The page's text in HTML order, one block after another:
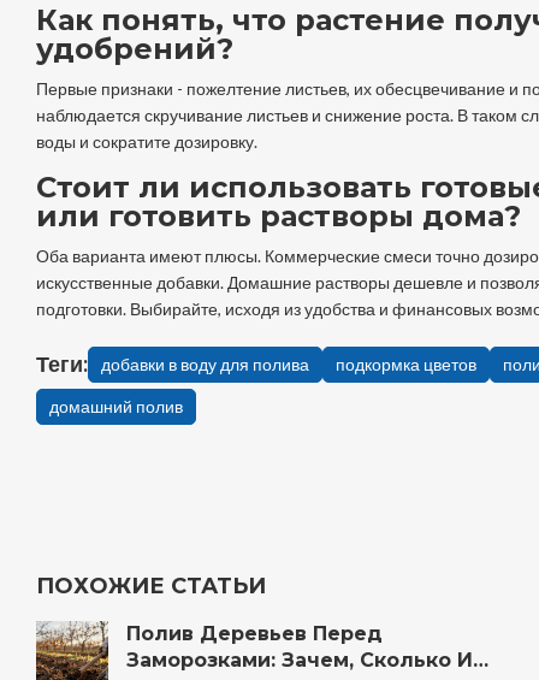
Как понять, что растение
удобрений?
Первые признаки - пожелтение листьев, их обесцвечивание и
наблюдается скручивание листьев и снижение роста. В таком
воды и сократите дозировку.
Стоит ли использовать
или готовить растворы дома?
Оба варианта имеют плюсы. Коммерческие смеси точно
искусственные добавки. Домашние растворы дешевле и
подготовки. Выбирайте, исходя из удобства и финансовых
Теги: добавки в воду для полива подкормка цветов
домашний полив
ПОХОЖИЕ СТАТЬИ
Полив Деревьев Перед
Заморозками: Зачем, Сколько И